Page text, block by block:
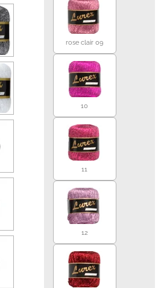
rose clair 09
10
11
12